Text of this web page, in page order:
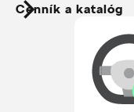
Cenník a katalóg